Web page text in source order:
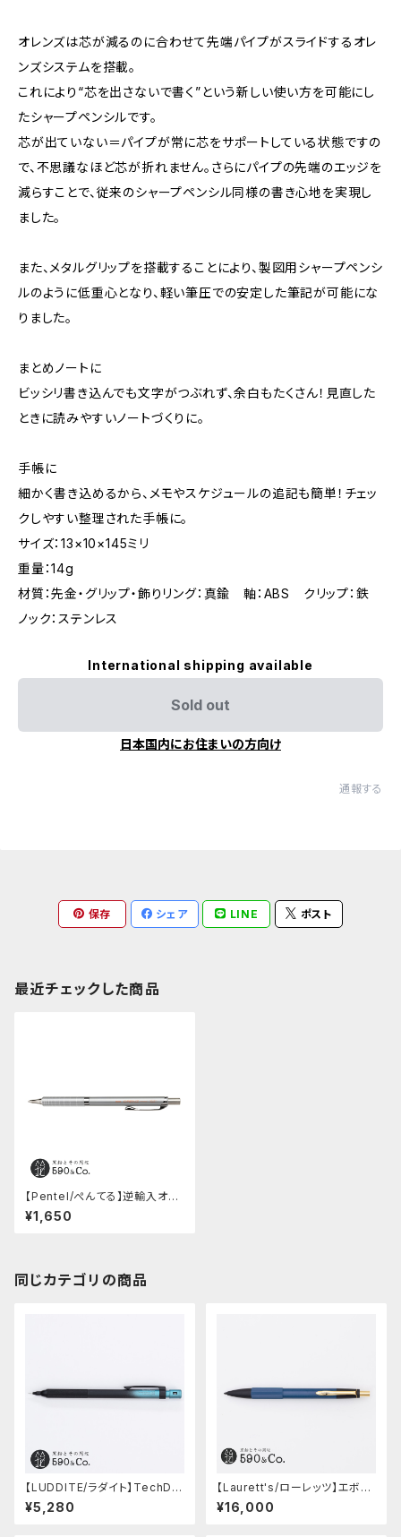
オレンズは芯が減るのに合わせて先端パイプがスライドするオレ
ンズシステムを搭載。
これにより“芯を出さないで書く”という新しい使い方を可能にし
たシャープペンシルです。
芯が出ていない＝パイプが常に芯をサポートしている状態ですの
で、不思議なほど芯が折れません。さらにパイプの先端のエッジを
減らすことで、従来のシャープペンシル同様の書き心地を実現し
ました。
また、メタルグリップを搭載することにより、製図用シャープペンシ
ルのように低重心となり、軽い筆圧での安定した筆記が可能にな
りました。
まとめノートに
ビッシリ書き込んでも文字がつぶれず、余白もたくさん！見直した
ときに読みやすいノートづくりに。
手帳に
細かく書き込めるから、メモやスケジュールの追記も簡単！チェッ
クしやすい整理された手帳に。
サイズ：13×10×145ミリ
重量：14g
材質：先金・グリップ・飾りリング：真鍮 軸：ABS クリップ：鉄
ノック：ステンレス
International shipping available
Sold out
日本国内にお住まいの方向け
通報する
保存 シェア LINE ポスト
最近チェックした商品
【Pentel/ぺんてる】逆輸入オレ
ンズ・メタルグリップタイプ 0.5
mm (シルバー)
¥1,650
同じカテゴリの商品
【LUDDITE/ラダイト】TechDra
w2 グラデーションモデル (LDB
-MP2GB1-05)
¥5,280
【Laurett's/ローレッツ】エボナ
イトシャープペンシル (藍)
¥16,000